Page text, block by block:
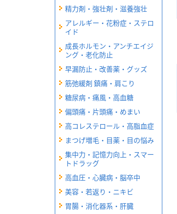
精力剤・強壮剤・滋養強壮
アレルギー・花粉症・ステロ
イド
成長ホルモン・アンチエイジ
ング・老化防止
早漏防止・改善薬・グッズ
筋弛緩剤 鎮痛・肩こり
糖尿病・痛風・高血糖
偏頭痛・片頭痛・めまい
高コレステロール・高脂血症
まつげ増毛・目薬・目の悩み
集中力・記憶力向上・スマー
トドラッグ
高血圧・心臓病・脳卒中
美容・若返り・ニキビ
胃腸・消化器系・肝臓